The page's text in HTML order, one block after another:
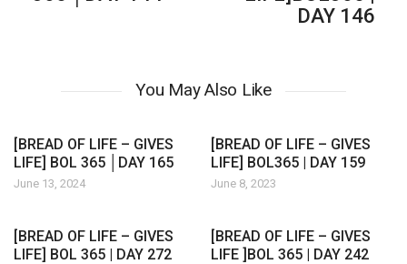
DAY 146
You May Also Like
[BREAD OF LIFE – GIVES
LIFE] BOL 365 │DAY 165
June 13, 2024
[BREAD OF LIFE – GIVES
LIFE] BOL365 | DAY 159
June 8, 2023
[BREAD OF LIFE – GIVES
LIFE] BOL 365 | DAY 272
[BREAD OF LIFE – GIVES
LIFE ]BOL 365 | DAY 242